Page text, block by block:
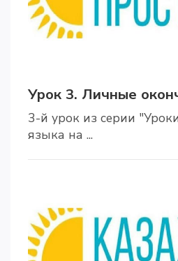
Урок 3. Личные
3-й урок из серии
языка на ...